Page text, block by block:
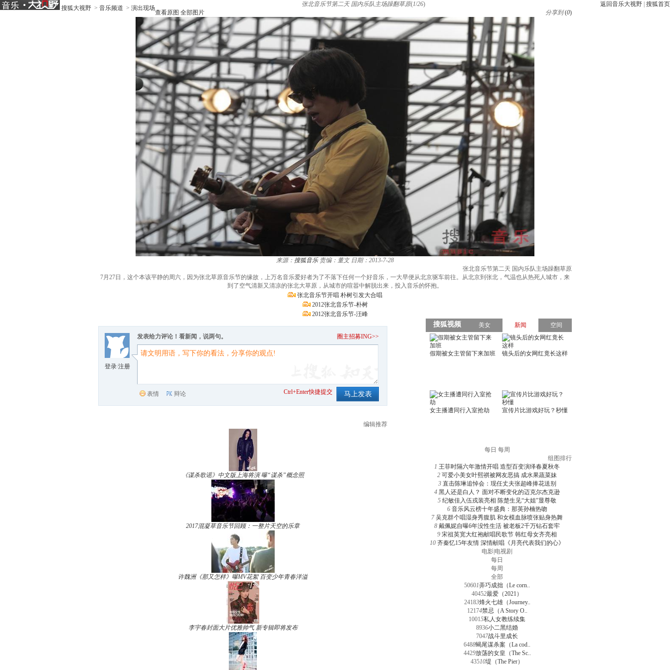
搜狐大视野 > 音乐频道 > 演出现场
返回音乐大视野 搜狐首页
张北音乐节第二天 国内乐队主场躁翻草原(1/26)
查看原图 全部图片 分享到 (0)
来源： 搜狐音乐 责编：董文 日期：2013-7-28
张北音乐节第二天 国内乐队主场躁翻草原
7月27日，这个本该平静的周六，因为张北草原音乐节的缘故，上万名音乐爱好者为了不落下任何一个好音乐，一大早便从北京驱车前往。从北京到张北，气温也从热死人城市，来
到了空气清新又清凉的张北大草原，从城市的喧嚣中解脱出来，投入音乐的怀抱。
张北音乐节开唱 朴树引发大合唱
2012张北音乐节-朴树
2012张北音乐节-汪峰
登录/注册
发表给力评论！看新闻，说两句。 圈主招募ING>>
表情 辩论 Ctrl+Enter快捷提交
编辑推荐
《谋杀歌谣》中文版上海将演 曝“谋杀”概念照
2017混凝草音乐节回顾：一整片天空的乐章
许魏洲《那又怎样》曝MV花絮 百变少年青春洋溢
李宇春封面大片优雅帅气 新专辑即将发布
每日 每周
组图排行
1 王菲时隔六年激情开唱 造型百变演绎春夏秋冬
2 可爱小美女叶熙祺被网友恶搞 成水果蔬菜妹
3 直击陈琳追悼会：现任丈夫张超峰捧花送别
4 黑人还是白人？ 面对不断变化的迈克尔杰克逊
5 纪敏佳入伍戎装亮相 陈楚生见“大姐”显尊敬
6 音乐风云榜十年盛典：那英孙楠热吻
7 吴克群个唱湿身秀腹肌 和女模血脉喷张贴身热舞
8 戴佩妮自曝6年没性生活 被老板2千万钻石套牢
9 宋祖英宽大红袍献唱民歌节 韩红母女齐亮相
10 齐秦忆15年友情 深情献唱《月亮代表我们的心》
电影 电视剧
每日
每周
全部
50601弄巧成拙（Le corn..
40452最爱（2021）
24183烽火七雄（Journey..
12174禁忌（A Story O..
10015私人女教练续集
8936小二黑结婚
7047战斗里成长
6488蝎尾谋杀案（La cod..
4429放荡的女皇（The Sc..
43510堤（The Pier）